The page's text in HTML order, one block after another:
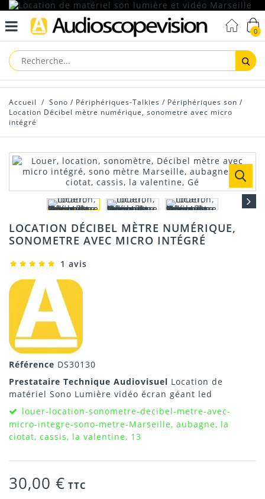
0
Accueil / Sono / Périphériques-Talkies / Périphériques son /
Location Décibel mètre numérique, sonometre avec micro
intégré
LOCATION DÉCIBEL MÈTRE NUMÉRIQUE,
SONOMETRE AVEC MICRO INTÉGRÉ
1 avis
Référence DS30130
Prestataire Technique Audiovisuel Location de
matériel Sono Lumière vidéo écran géant led
louer-location-sonometre-decibel-metre-avec-
micro-integre-sono-metre-Marseille, aubagne, la
ciotat, cassis, la valentine, 13
30,00 € TTC